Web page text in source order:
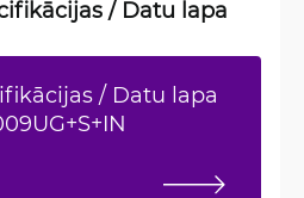
/ Datu lapa
/ Datu lapa